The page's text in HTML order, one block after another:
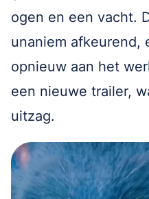
ogen en een vacht.
unaniem afkeurend,
opnieuw aan het
een nieuwe trailer,
uitzag.